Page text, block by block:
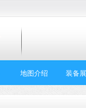
地图介绍 装备